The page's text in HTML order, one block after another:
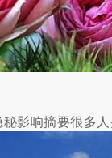
影响摘要很多